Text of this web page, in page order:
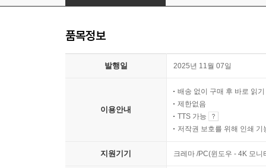
품목정보
발행일 2025년 11월 07일
이용안내
배송 없이 구매 후 바로 읽기
제한없음
TTS 가능
저작권 보호를 위해 인쇄 기
지원기기 크레마 /PC(윈도우 - 4K 모